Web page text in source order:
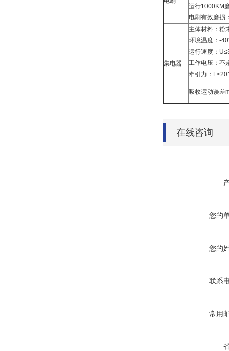
运行1000KM
电刷有效磨损
集电器
主体材料：粉
环境温度：-
运行速度：
工作电压：不
牵引力：
吸收运动误差
在线咨询
您的
您的
联系
常用